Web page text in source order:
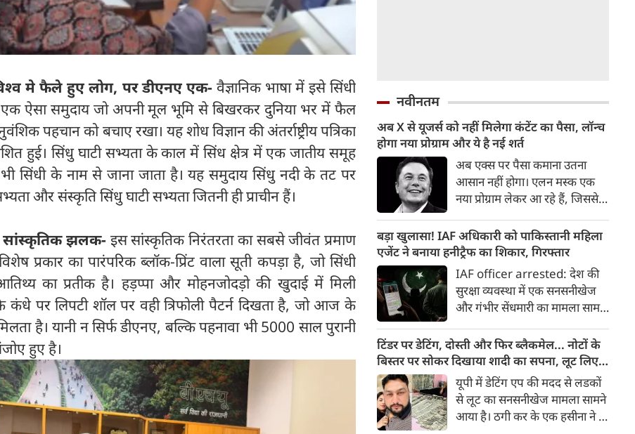
मे फैले हुए लोग, पर डीएनए एक- वैज्ञानिक भाषा में इसे सिंधी
एक ऐसा समुदाय जो अपनी मूल भूमि से बिखरकर दुनिया भर में फैल
पहचान को बचाए रखा। यह शोध विज्ञान की अंतर्राष्ट्रीय पत्रिका
हुई। सिंधु घाटी सभ्यता के काल में सिंध क्षेत्र में एक जातीय समूह
सिंधी के नाम से जाना जाता है। यह समुदाय सिंधु नदी के तट पर
और संस्कृति सिंधु घाटी सभ्यता जितनी ही प्राचीन हैं।
सांस्कृतिक झलक- इस सांस्कृतिक निरंतरता का सबसे जीवंत प्रमाण
प्रकार का पारंपरिक ब्लॉक-प्रिंट वाला सूती कपड़ा है, जो सिंधी
का प्रतीक है। हड़प्पा और मोहनजोदड़ो की खुदाई में मिली
के कंधे पर लिपटी शॉल पर वही त्रिफोली पैटर्न दिखता है, जो आज के
है। यानी न सिर्फ डीएनए, बल्कि पहनावा भी 5000 साल पुरानी
हुए है।
नवीनतम
अब X से यूजर्स को नहीं मिलेगा कंटेंट का पैसा, लॉन्‍च
होगा नया प्रोग्राम और ये है नई शर्त
अब एक्‍स पर पैसा कमाना उतना
आसान नहीं होगा। एलन मस्‍क एक
नया प्रोग्राम लेकर आ रहे हैं, जिससे
सकेगा। इसके लिए बकायदा एक शर्त
रख दी गई है।
बड़ा खुलासा! IAF अधिकारी को पाकिस्तानी महिला
एजेंट ने बनाया हनीट्रैफ का शिकार, गिरफ्तार
IAF officer arrested: देश की
सुरक्षा व्यवस्था में एक सनसनीखेज
और गंभीर सेंधमारी का मामला सामने
एक सेवारत अधिकारी को पाकिस्तानी
खुफिया एजेंसी (ISI) की महिला
एजेंट के मोहपाश (हनीट्रैप) में फंसकर
गोपनीय सैन्य जानकारी साझा करने
के आरोप में पुलिस ने गिरफ्तार किया
है।
टिंडर पर डेटिंग, दोस्ती और फिर ब्लैकमेल... नोटों के
बिस्तर पर सोकर दिखाया शादी का सपना, लूट लिए 6
करोड़ रुपए
यूपी में डेटिंग एप की मदद से लडकों
से लूट का सनसनीखेज मामला सामने
आया है। ठगी कर के एक हसीना ने 6